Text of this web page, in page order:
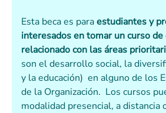
Esta beca es paraestudiantes y
interesados en tomar un curso de
relacionado con las áreas
son el desarrollo social, la
y la educación) en alguno de los
de la Organización. Los cursos
modalidad presencial, a distancia